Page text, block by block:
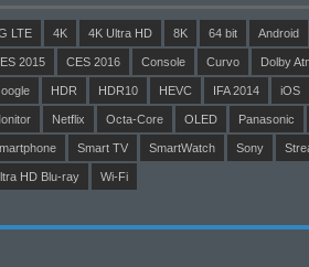
LTE 4K 4K Ultra HD 8K 64 bit Android
2015 CES 2016 Console Curvo Dolby
HDR HDR10 HEVC IFA 2014 iOS
Netflix Octa-Core OLED Panasonic
Smart TV SmartWatch Sony
HD Blu-ray Wi-Fi